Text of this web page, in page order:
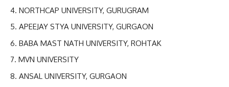
NORTHCAP UNIVERSITY, GURUGRAM
APEEJAY STYA UNIVERSITY, GURGAON
BABA MAST NATH UNIVERSITY, ROHTAK
MVN UNIVERSITY
ANSAL UNIVERSITY, GURGAON